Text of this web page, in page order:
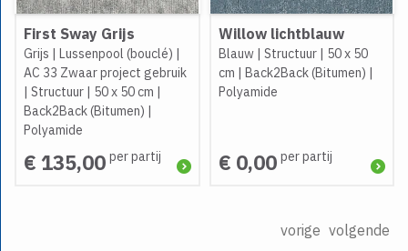
First Sway Grijs
Grijs | Lussenpool (bouclé) |
AC 33 Zwaar project gebruik
| Structuur | 50 x 50 cm |
Back2Back (Bitumen) |
Polyamide
€ 135,00 per partij
Willow lichtblauw
Blauw| Structuur| 50 x 50
cm | Back2Back (Bitumen) |
Polyamide
€ 0,00 per partij
vorige volgende